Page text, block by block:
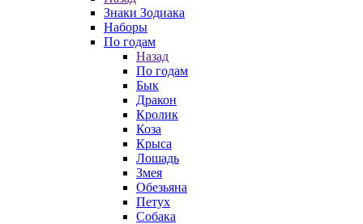
Знаки Зодиака
Наборы
По годам
Назад
По годам
Бык
Дракон
Кролик
Коза
Крыса
Лошадь
Змея
Обезьяна
Петух
Собака